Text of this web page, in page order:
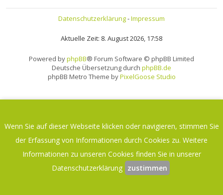
Datenschutzerklärung-Impressum
Aktuelle Zeit: 8. August 2026, 17:58
Powered byphpBB® Forum Software © phpBB Limited
Deutsche Übersetzung durch phpBB.de
phpBB Metro Theme byPixelGoose Studio
Wenn Sie auf dieser Webseite klicken oder navigieren, stimmen Sie
der Erfassung von Informationen durch Cookies zu. Weitere
Informationen zu unseren Cookies finden Sie in unserer
Datenschutzerklärung
zustimmen